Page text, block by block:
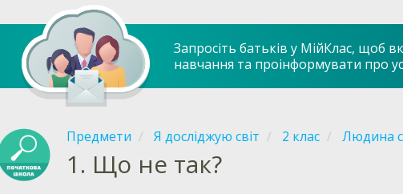
Запросіть батьків у МійКлас, щоб
навчання та проінформувати про
Предмети Я досліджую світ 2 клас Людина
1. Що не так?